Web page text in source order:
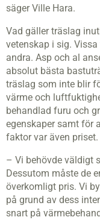
säger Ville Hara.
Vad gäller träslag
vetenskap i sig.
andra. Asp och al
absolut bästa
träslag som inte blir
värme och
behandlad furu och
egenskaper samt för
faktor var även priset.
– Vi behövde väldigt
Dessutom måste de
överkomligt pris. Vi
på grund av dess
snart på